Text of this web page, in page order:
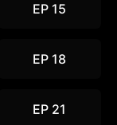
EP 15
EP 18
EP 21